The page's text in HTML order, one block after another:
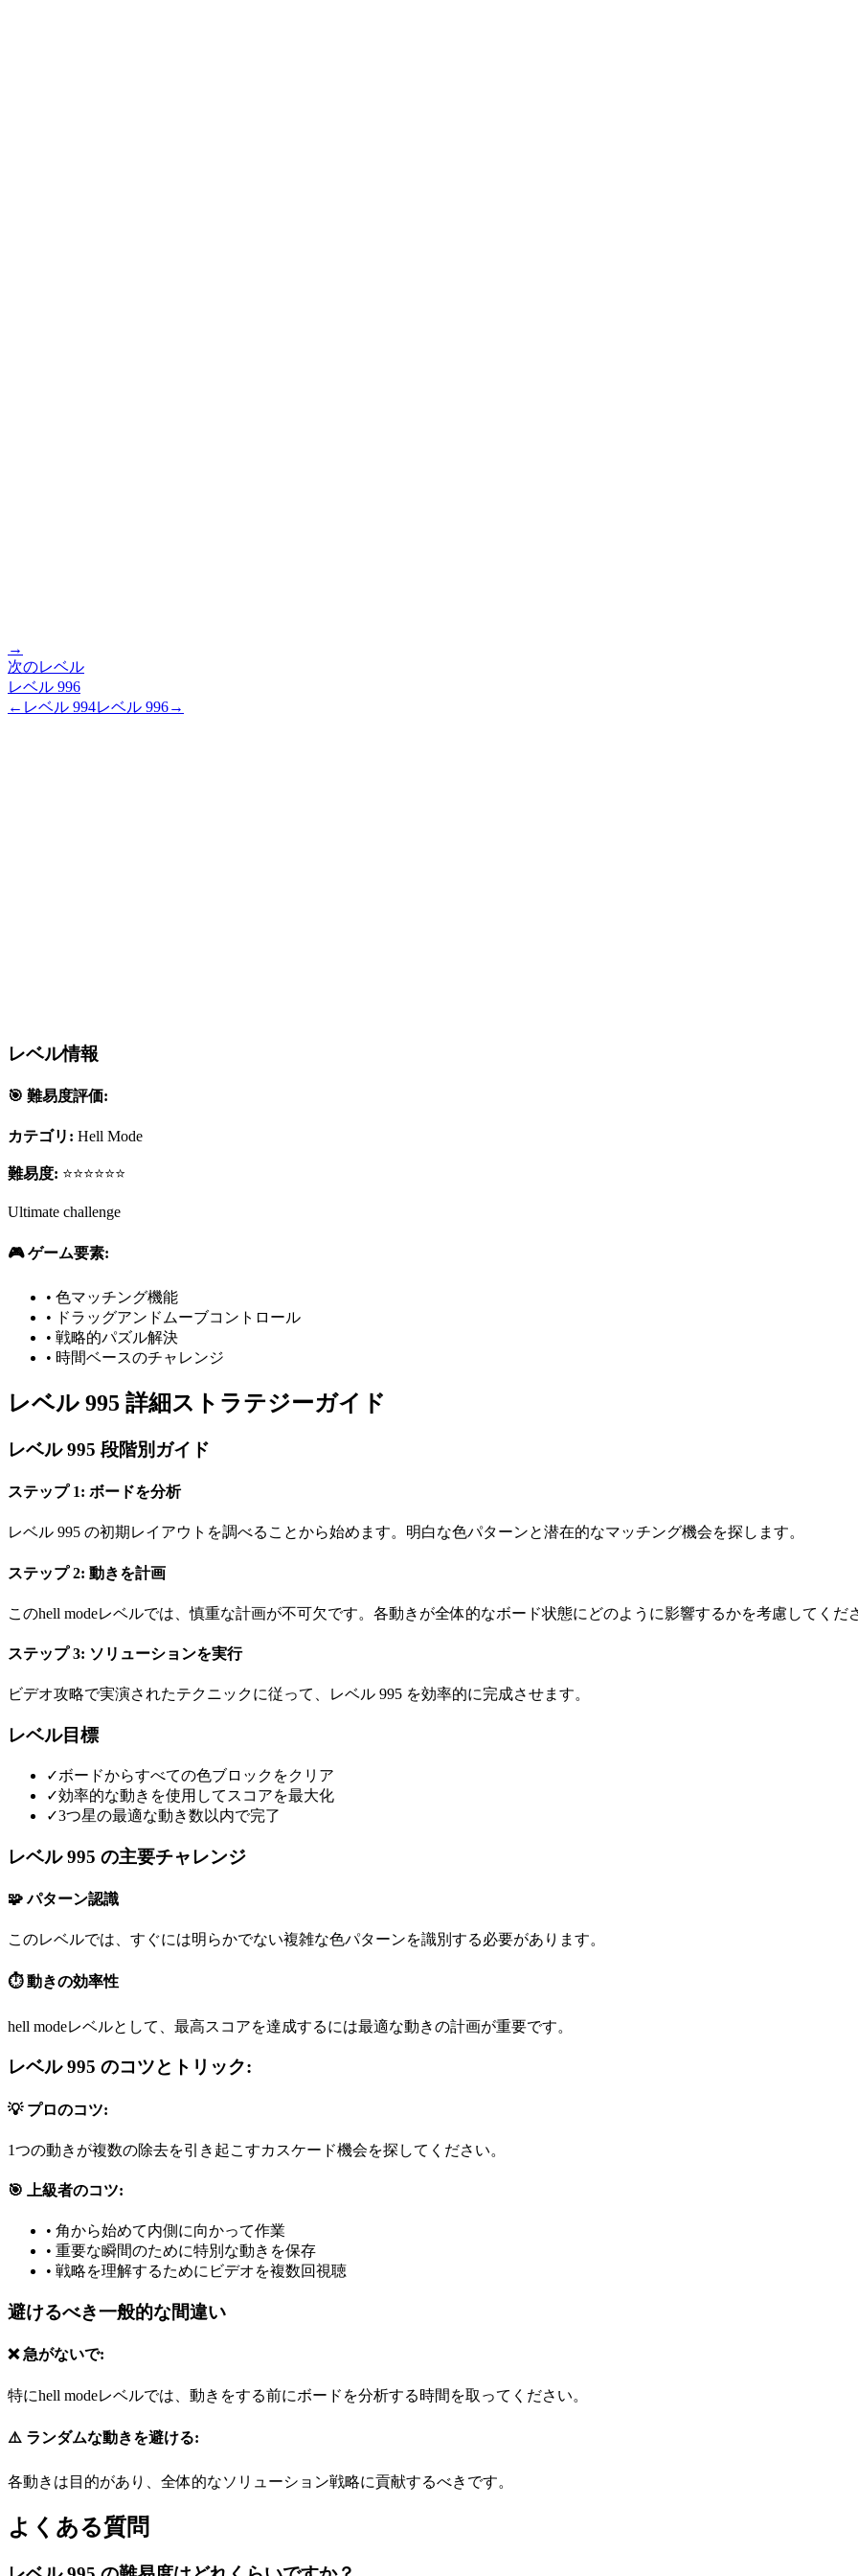
→
次のレベル
レベル 996
← レベル 994レベル 996→
レベル情報
🎯 難易度評価:
カテゴリ: Hell Mode
難易度: ⭐⭐⭐⭐⭐⭐
Ultimate challenge
🎮 ゲーム要素:
• 色マッチング機能
• ドラッグアンドムーブコントロール
• 戦略的パズル解決
• 時間ベースのチャレンジ
レベル 995 詳細ストラテジーガイド
レベル 995 段階別ガイド
ステップ 1: ボードを分析
レベル 995 の初期レイアウトを調べることから始めます。明白な色パターンと潜在的なマッチング機会を探します。
ステップ 2: 動きを計画
このhell modeレベルでは、慎重な計画が不可欠です。各動きが全体的なボード状態にどのように影響するかを考慮してくだ
ステップ 3: ソリューションを実行
ビデオ攻略で実演されたテクニックに従って、レベル 995 を効率的に完成させます。
レベル目標
✓ボードからすべての色ブロックをクリア
✓効率的な動きを使用してスコアを最大化
✓3つ星の最適な動き数以内で完了
レベル 995 の主要チャレンジ
🧩 パターン認識
このレベルでは、すぐには明らかでない複雑な色パターンを識別する必要があります。
⏱️ 動きの効率性
hell modeレベルとして、最高スコアを達成するには最適な動きの計画が重要です。
レベル 995 のコツとトリック:
💡 プロのコツ:
1つの動きが複数の除去を引き起こすカスケード機会を探してください。
🎯 上級者のコツ:
• 角から始めて内側に向かって作業
• 重要な瞬間のために特別な動きを保存
• 戦略を理解するためにビデオを複数回視聴
避けるべき一般的な間違い
❌ 急がないで:
特にhell modeレベルでは、動きをする前にボードを分析する時間を取ってください。
⚠️ ランダムな動きを避ける:
各動きは目的があり、全体的なソリューション戦略に貢献するべきです。
よくある質問